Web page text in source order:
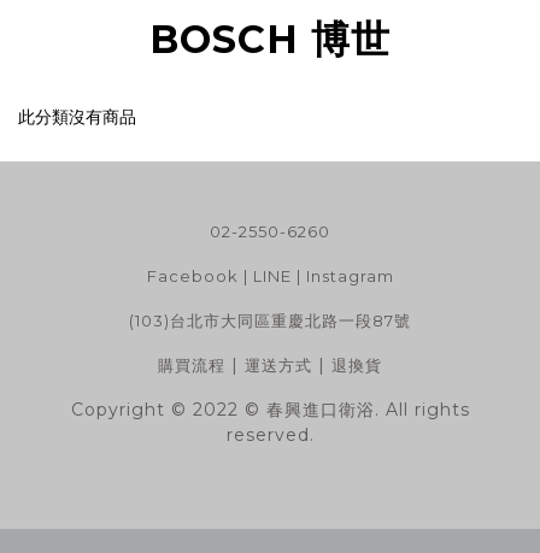
BOSCH 博世
此分類沒有商品
02-2550-6260
Facebook | LINE | Instagram
(103)台北市大同區重慶北路一段87號
購買流程 | 運送方式 | 退換貨
Copyright © 2022 © 春興進口衛浴. All rights
reserved.